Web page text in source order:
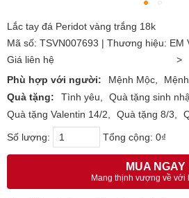
Lắc tay đá Peridot vàng trắng 18k
Mã số: TSVN007693 | Thương hiệu: EM
Giá liên hệ
>
Phù hợp với người:
Mệnh Mộc
Quà tặng:
Tình yêu
Quà tặng sinh
Quà tặng Valentin 14/2
Quà tặng 8/3
Số lượng: Tổng cộng: 0₫
MUA NGAY
Mang thịnh vượng về với